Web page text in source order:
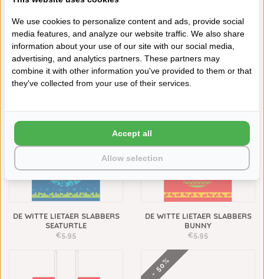
DE WITTE LIETAER SLABBERS
HERBIE
€5,95
DE WITTE LIETAER SLABBERS
SUBMARINE
€5,95
DE WITTE LIETAER SLABBERS
SEATURTLE
€5,95
DE WITTE LIETAER SLABBERS
BUNNY
€5,95
- 50%
We use cookies to personalize content and ads, provide social
media features, and analyze our website traffic. We also share
information about your use of our site with our social media,
advertising, and analytics partners. These partners may
combine it with other information you've provided to them or that
they've collected from your use of their services.
Allow selection
Accept all